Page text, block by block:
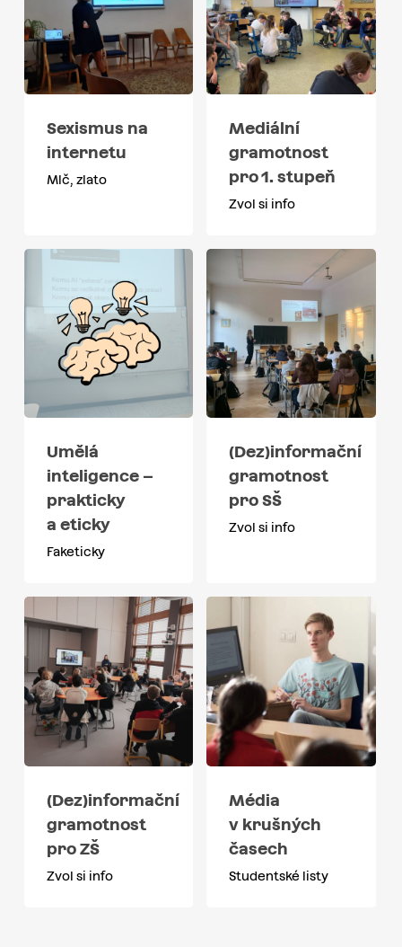
Sexismus na
internetu
Mlč, zlato
Mediální
gramotnost
pro 1. stupeň
Zvol si info
Umělá
inteligence –
prakticky
a eticky
Faketicky
(Dez)informační
gramotnost
pro SŠ
Zvol si info
(Dez)informační
gramotnost
pro ZŠ
Zvol si info
Média
v krušných
časech
Studentské listy